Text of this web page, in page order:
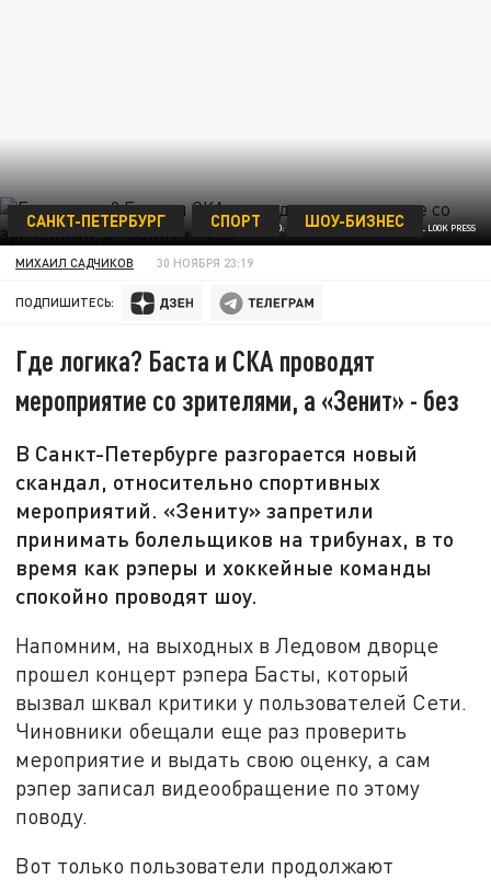
ФОТО: MAKSIM KONSTANTINOV/GLOBAL LOOK PRESS
САНКТ-ПЕТЕРБУРГ СПОРТ ШОУ-БИЗНЕС
МИХАИЛ САДЧИКОВ 30 НОЯБРЯ 23:19
ПОДПИШИТЕСЬ:
Где логика? Баста и СКА проводят
мероприятие со зрителями, а «Зенит» - без
В Санкт-Петербурге разгорается новый
скандал, относительно спортивных
мероприятий. «Зениту» запретили
принимать болельщиков на трибунах, в то
время как рэперы и хоккейные команды
спокойно проводят шоу.
Напомним, на выходных в Ледовом дворце
прошел концерт рэпера Басты, который
вызвал шквал критики у пользователей Сети.
Чиновники обещали еще раз проверить
мероприятие и выдать свою оценку, а сам
рэпер записал видеообращение по этому
поводу.
Вот только пользователи продолжают